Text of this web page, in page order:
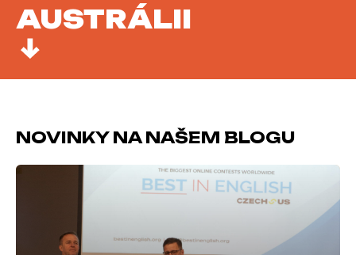
AUSTRÁLII
NOVINKY NA NAŠEM BLOGU